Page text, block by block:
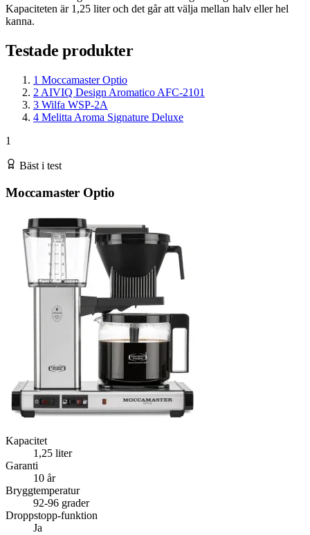
Kapaciteten är 1,25 liter och det går att välja mellan halv eller hel
kanna.
Testade produkter
1 Moccamaster Optio
2 AIVIQ Design Aromatico AFC-2101
3 Wilfa WSP-2A
4 Melitta Aroma Signature Deluxe
1
Bäst i test
Moccamaster Optio
Kapacitet
1,25 liter
Garanti
10 år
Bryggtemperatur
92-96 grader
Droppstopp-funktion
Ja